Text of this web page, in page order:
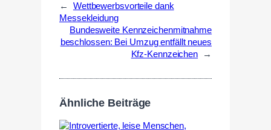
←
Wettbewerbsvorteile dank
Messekleidung
Bundesweite Kennzeichenmitnahme
beschlossen: Bei Umzug entfällt neues
Kfz-Kennzeichen
→
Ähnliche Beiträge